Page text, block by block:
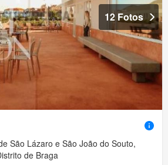
12 Fotos
São Lázaro e São João do Souto,
de Braga